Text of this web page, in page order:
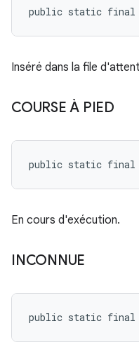
public static final
Inséré dans la file
COURSE À PIED
public static final
En cours d'exécution.
INCONNUE
public static final